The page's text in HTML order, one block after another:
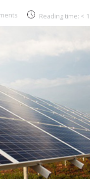
Reading time: < 1